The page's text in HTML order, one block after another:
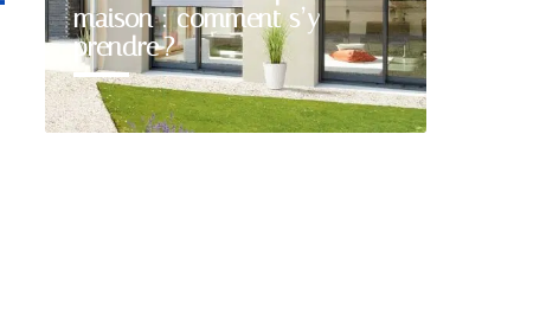
maison : comment s’y
prendre ?